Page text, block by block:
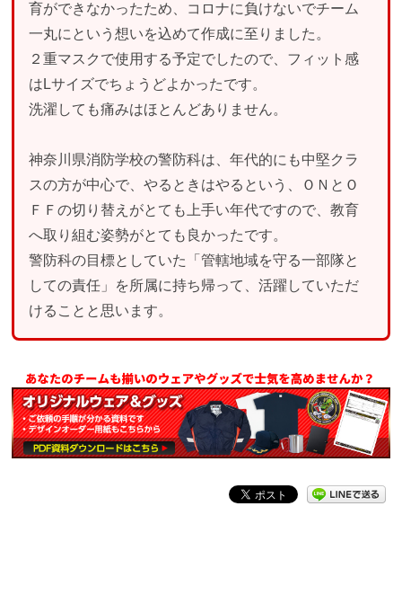
育ができなかったため、コロナに負けないでチーム
一丸にという想いを込めて作成に至りました。
２重マスクで使用する予定でしたので、フィット感
はLサイズでちょうどよかったです。
洗濯しても痛みはほとんどありません。
神奈川県消防学校の警防科は、年代的にも中堅クラ
スの方が中心で、やるときはやるという、ＯＮとＯ
ＦＦの切り替えがとても上手い年代ですので、教育
へ取り組む姿勢がとても良かったです。
警防科の目標としていた「管轄地域を守る一部隊と
しての責任」を所属に持ち帰って、活躍していただ
けることと思います。